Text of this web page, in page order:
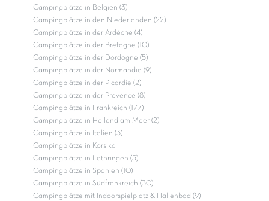
Campingplätze in Belgien (3)
Campingplätze in den Niederlanden (22)
Campingplätze in der Ardèche (4)
Campingplätze in der Bretagne (10)
Campingplätze in der Dordogne (5)
Campingplätze in der Normandie (9)
Campingplätze in der Picardie (2)
Campingplätze in der Provence (8)
Campingplätze in Frankreich (177)
Campingplätze in Holland am Meer (2)
Campingplätze in Italien (3)
Campingplätze in Korsika
Campingplätze in Lothringen (5)
Campingplätze in Spanien (10)
Campingplätze in Südfrankreich (30)
Campingplätze mit Indoorspielplatz & Hallenbad (9)